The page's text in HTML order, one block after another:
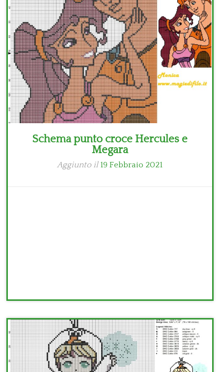
Disney
Thun
Schema punto croce Hercules e
Megara
Aggiunto il 19 Febbraio 2021